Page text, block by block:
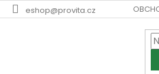
eshop@provita.cz